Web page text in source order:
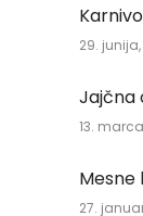
29.
Jajčna
13.
Mesne
27.